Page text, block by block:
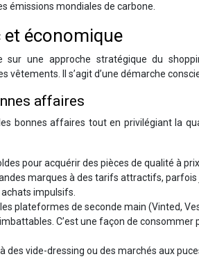
émissions mondiales de carbone.
économique
sur une approche stratégique du
Il s’agit d’une démarche
affaires
bonnes affaires tout en privilégiant la
pour acquérir des pièces de qualité à
marques à des tarifs attractifs, parfois
impulsifs.
plateformes de seconde main (Vinted,
C’est une façon de consommer
des vide-dressing ou des marchés aux